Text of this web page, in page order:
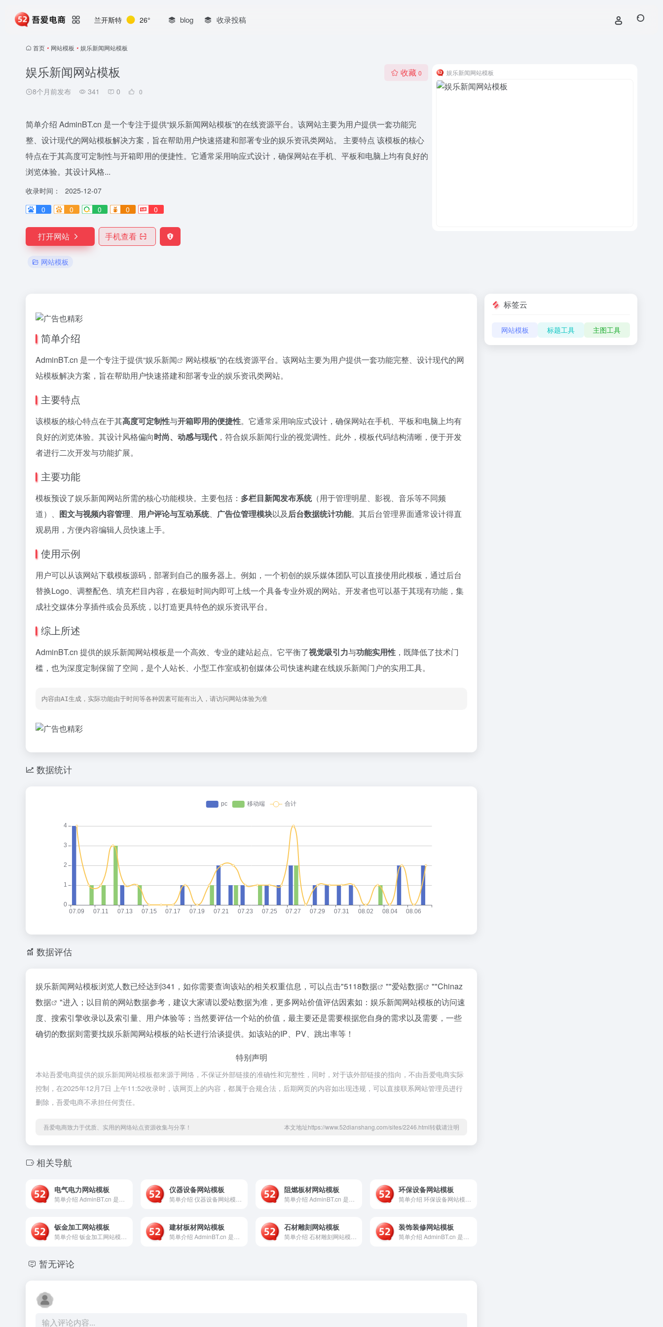
兰开斯特 26° blog 收录投稿
首页 • 网站模板 • 娱乐新闻网站模板
娱乐新闻网站模板
8个月前发布 341 0 0
收藏 0
简单介绍 AdminBT.cn 是一个专注于提供“娱乐新闻网站模板”的在线资源平台。该网站主要为用户提供一套功能完
整、设计现代的网站模板解决方案，旨在帮助用户快速搭建和部署专业的娱乐资讯类网站。 主要特点 该模板的核心
特点在于其高度可定制性与开箱即用的便捷性。它通常采用响应式设计，确保网站在手机、平板和电脑上均有良好的
浏览体验。其设计风格...
收录时间：
2025-12-07
0
0 0 0 0
打开网站 手机查看
网站模板
娱乐新闻网站模板
简单介绍
AdminBT.cn 是一个专注于提供“娱乐新闻
网站模板”的在线资源平台。该网站主要为用户提供一套功能完整、设计现代的网
站模板解决方案，旨在帮助用户快速搭建和部署专业的娱乐资讯类网站。
主要特点
该模板的核心特点在于其高度可定制性与开箱即用的便捷性。它通常采用响应式设计，确保网站在手机、平板和电脑上均有
良好的浏览体验。其设计风格偏向时尚、动感与现代 ，符合娱乐新闻行业的视觉调性。此外，模板代码结构清晰，便于开发
者进行二次开发与功能扩展。
主要功能
模板预设了娱乐新闻网站所需的核心功能模块。主要包括： 多栏目新闻发布系统（用于管理明星、影视、音乐等不同频
道）、 图文与视频内容管理、 用户评论与互动系统、 广告位管理模块以及后台数据统计功能。其后台管理界面通常设计得直
观易用，方便内容编辑人员快速上手。
使用示例
用户可以从该网站下载模板源码，部署到自己的服务器上。例如，一个初创的娱乐媒体团队可以直接使用此模板，通过后台
替换Logo、调整配色、填充栏目内容，在极短时间内即可上线一个具备专业外观的网站。开发者也可以基于其现有功能，集
成社交媒体分享插件或会员系统，以打造更具特色的娱乐资讯平台。
综上所述
AdminBT.cn 提供的娱乐新闻网站模板是一个高效、专业的建站起点。它平衡了视觉吸引力与功能实用性 ，既降低了技术门
槛，也为深度定制保留了空间，是个人站长、小型工作室或初创媒体公司快速构建在线娱乐新闻门户的实用工具。
内容由AI生成，实际功能由于时间等各种因素可能有出入，请访问网站体验为准
数据统计
数据评估
娱乐新闻网站模板浏览人数已经达到341，如你需要查询该站的相关权重信息，可以点击"5118数据 ""爱站数据 ""Chinaz
数据
"进入；以目前的网站数据参考，建议大家请以爱站数据为准，更多网站价值评估因素如：娱乐新闻网站模板的访问速
度、搜索引擎收录以及索引量、用户体验等；当然要评估一个站的价值，最主要还是需要根据您自身的需求以及需要，一些
确切的数据则需要找娱乐新闻网站模板的站长进行洽谈提供。如该站的IP、PV、跳出率等！
特别声明
本站吾爱电商提供的娱乐新闻网站模板都来源于网络，不保证外部链接的准确性和完整性，同时，对于该外部链接的指向，不由吾爱电商实际
控制，在2025年12月7日 上午11:52收录时，该网页上的内容，都属于合规合法，后期网页的内容如出现违规，可以直接联系网站管理员进行
删除，吾爱电商不承担任何责任。
吾爱电商致力于优质、实用的网络站点资源收集与分享！ 本文地址https://www.52dianshang.com/sites/2246.html转载请注明
相关导航
电气电力网站模板 仪器设备网站模板 阻燃板材网站模板 环保设备网站模板
钣金加工网站模板 建材板材网站模板 石材雕刻网站模板 装饰装修网站模板
暂无评论
标签云
网站模板 标题工具 主图工具